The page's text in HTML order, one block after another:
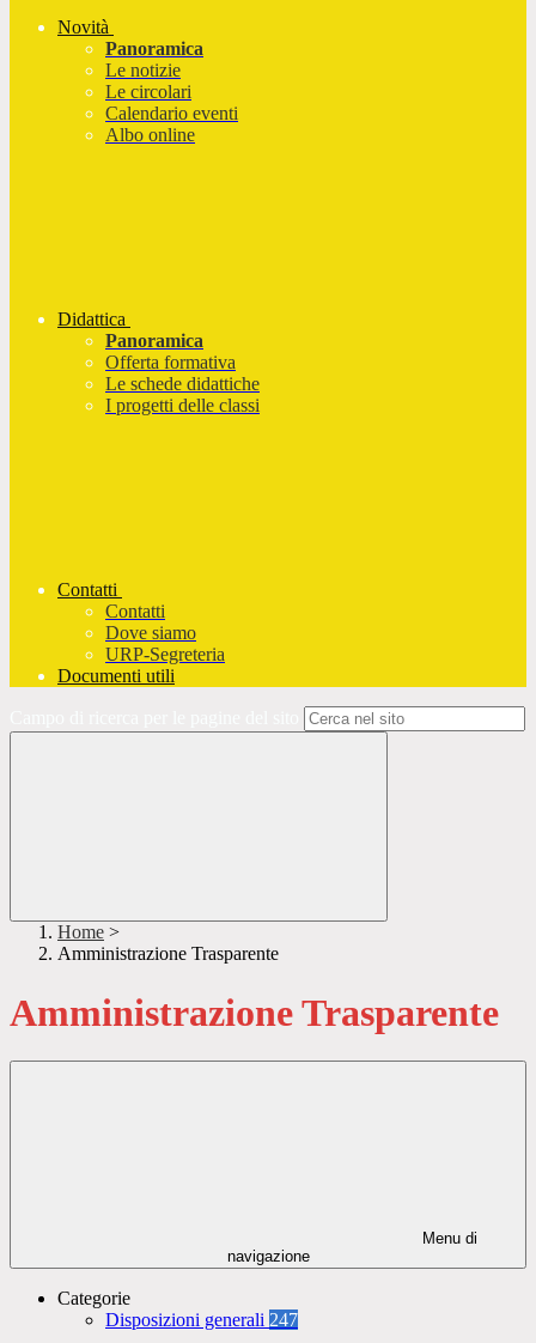
Novità
Panoramica
Le notizie
Le circolari
Calendario eventi
Albo online
Didattica
Panoramica
Offerta formativa
Le schede didattiche
I progetti delle classi
Contatti
Contatti
Dove siamo
URP-Segreteria
Documenti utili
Home >
Amministrazione Trasparente
Amministrazione Trasparente
Menu di
navigazione
Categorie
Disposizioni generali 247